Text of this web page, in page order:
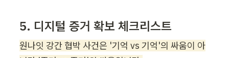
5. 디지털 증거 확보 체크리스트
원나잇 강간 협박 사건은 '기억 vs 기억'의 싸움이 아